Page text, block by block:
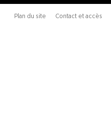
Plan du site Contact et accès